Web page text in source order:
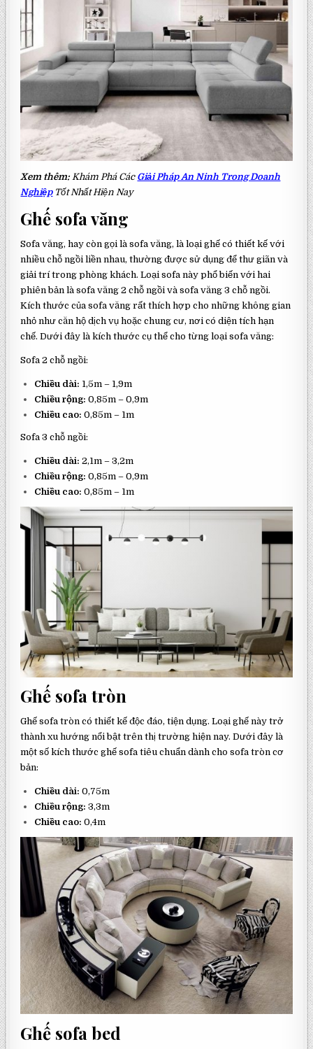
Xem thêm: Khám Phá Các Giải Pháp An Ninh Trong Doanh
NghiệpTốt Nhất Hiện Nay
Ghế sofa văng
Sofa văng, hay còn gọi là sofa văng, là loại ghế có thiết kế với
nhiều chỗ ngồi liền nhau, thường được sử dụng để thư giãn và
giải trí trong phòng khách. Loại sofa này phổ biến với hai
phiên bản là sofa văng 2 chỗ ngồi và sofa văng 3 chỗ ngồi.
Kích thước của sofa văng rất thích hợp cho những không gian
nhỏ như căn hộ dịch vụ hoặc chung cư, nơi có diện tích hạn
chế. Dưới đây là kích thước cụ thể cho từng loại sofa văng:
Sofa 2 chỗ ngồi:
Chiều dài: 1,5m – 1,9m
Chiều rộng: 0,85m – 0,9m
Chiều cao: 0,85m – 1m
Sofa 3 chỗ ngồi:
Chiều dài: 2,1m – 3,2m
Chiều rộng: 0,85m – 0,9m
Chiều cao: 0,85m – 1m
Ghế sofa tròn
Ghế sofa tròn có thiết kế độc đáo, tiện dụng. Loại ghế này trở
thành xu hướng nổi bật trên thị trường hiện nay. Dưới đây là
một số kích thước ghế sofa tiêu chuẩn dành cho sofa tròn cơ
bản:
Chiều dài: 0,75m
Chiều rộng: 3,3m
Chiều cao: 0,4m
Ghế sofa bed